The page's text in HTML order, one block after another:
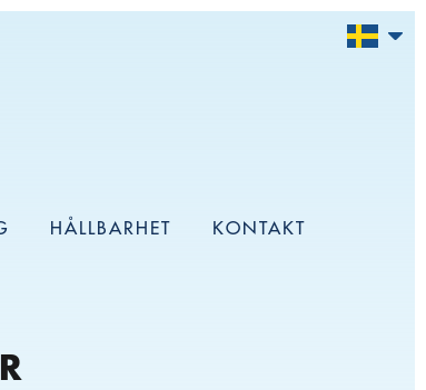
HÅLLBARHET
KONTAKT